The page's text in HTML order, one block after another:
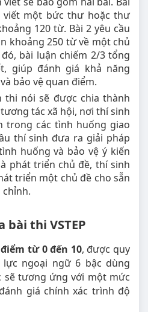
viết một bức thư hoặc thư
120 từ. Bài 2 yêu cầu
khoảng 250 từ về một chủ
bài luận chiếm 2/3 tổng
giúp đánh giá khả năng
bảo vệ quan điểm.
thi nói sẽ được chia thành
tác xã hội, nơi thí sinh
trong các tình huống giao
thí sinh đưa ra giải pháp
huống và bảo vệ ý kiến
phát triển chủ đề, thí sinh
triển một chủ đề cho sẵn
bài thi VSTEP
từ 0 đến 10, được quy
ngoại ngữ 6 bậc dùng
sẽ tương ứng với một mức
giá chính xác trình độ